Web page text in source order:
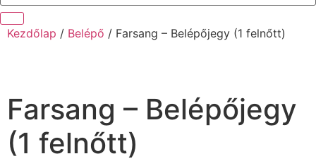
Kezdőlap / Belépő / Farsang – Belépőjegy (1 felnőtt)
Farsang – Belépőjegy
(1 felnőtt)